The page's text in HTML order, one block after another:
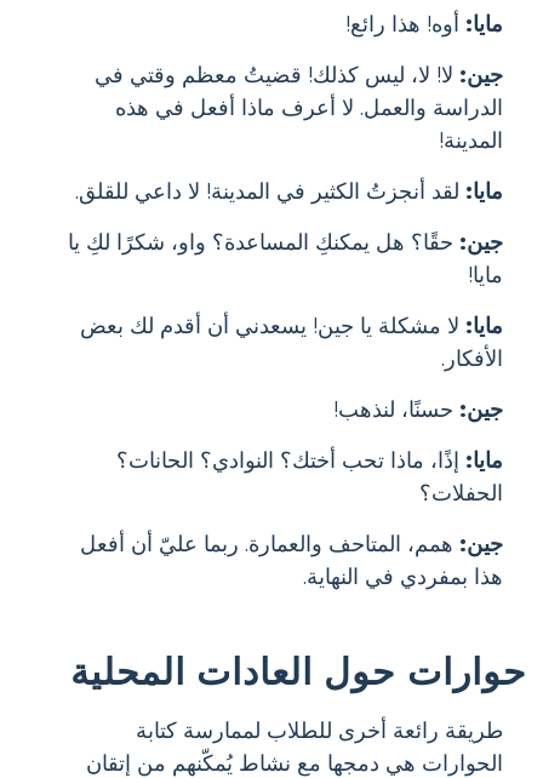
مايا: أوه! هذا رائع!
جين: لا! لا، ليس كذلك! قضيتُ معظم وقتي في
الدراسة والعمل. لا أعرف ماذا أفعل في هذه
المدينة!
مايا: لقد أنجزتُ الكثير في المدينة! لا داعي للقلق.
جين: حقًا؟ هل يمكنكِ المساعدة؟ واو، شكرًا لكِ يا
مايا!
مايا: لا مشكلة يا جين! يسعدني أن أقدم لك بعض
الأفكار.
جين: حسنًا، لنذهب!
مايا: إذًا، ماذا تحب أختك؟ النوادي؟ الحانات؟
الحفلات؟
جين: همم، المتاحف والعمارة. ربما عليّ أن أفعل
هذا بمفردي في النهاية.
حوارات حول العادات المحلية
طريقة رائعة أخرى للطلاب لممارسة كتابة
الحوارات هي دمجها مع نشاط يُمكّنهم من إتقان